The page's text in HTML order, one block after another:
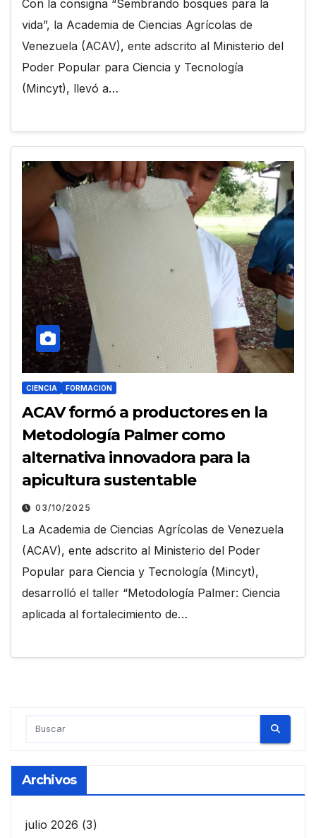
Con la consigna “Sembrando bosques para la
vida”, la Academia de Ciencias Agrícolas de
Venezuela (ACAV), ente adscrito al Ministerio del
Poder Popular para Ciencia y Tecnología
(Mincyt), llevó a…
CIENCIA FORMACIÓN
ACAV formó a productores en la
Metodología Palmer como
alternativa innovadora para la
apicultura sustentable
03/10/2025
La Academia de Ciencias Agrícolas de Venezuela
(ACAV), ente adscrito al Ministerio del Poder
Popular para Ciencia y Tecnología (Mincyt),
desarrolló el taller “Metodología Palmer: Ciencia
aplicada al fortalecimiento de…
Archivos
julio 2026 (3)